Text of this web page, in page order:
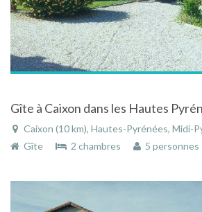
Caixon (10 km), Hautes-Pyrénées, Midi-
Gîte
2 chambres 5 personnes